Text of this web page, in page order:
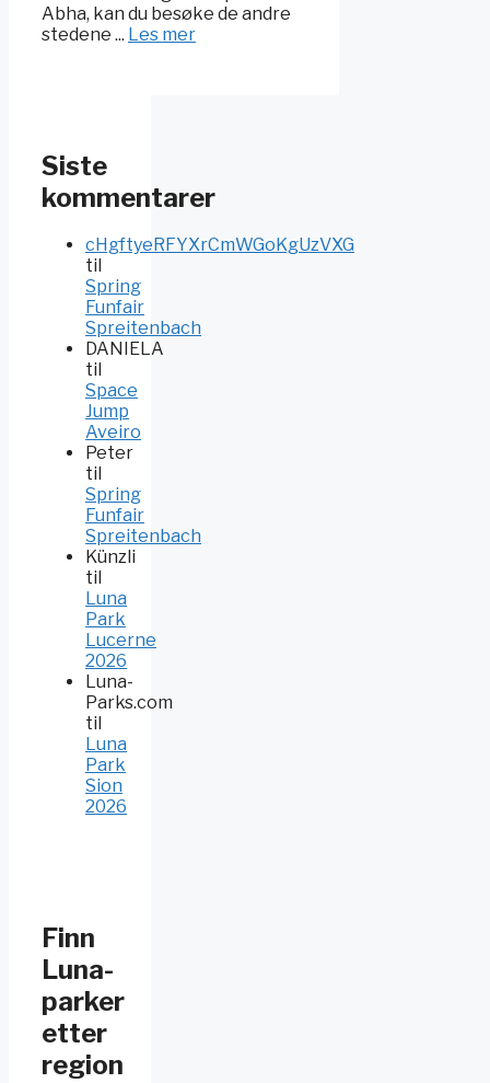
Abha, kan du besøke de andre
stedene ... Les mer
Siste
kommentarer
cHgftyeRFYXrCmWGoKgUzVXG
til
Spring
Funfair
Spreitenbach
DANIELA
til
Space
Jump
Aveiro
Peter
til
Spring
Funfair
Spreitenbach
Künzli
til
Luna
Park
Lucerne
2026
Luna-
Parks.com
til
Luna
Park
Sion
2026
Finn
Luna-
parker
etter
region